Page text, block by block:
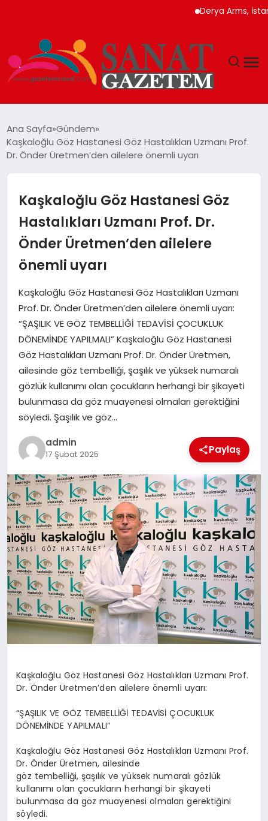
Derya Arms, İstanbul
TEKNOLOJI
YAŞAM
SAĞLIK
DÜNYA
EĞITIM
Ana Sayfa Gündem
Kaşkaloğlu Göz Hastanesi Göz Hastalıkları Uzmanı Prof.
Dr. Önder Üretmen’den ailelere önemli uyarı
Kaşkaloğlu Göz Hastanesi Göz
Hastalıkları Uzmanı Prof. Dr.
Önder Üretmen’den ailelere
önemli uyarı
Kaşkaloğlu Göz Hastanesi Göz Hastalıkları Uzmanı
Prof. Dr. Önder Üretmen’den ailelere önemli uyarı:
“ŞAŞILIK VE GÖZ TEMBELLİĞİ TEDAVİSİ ÇOCUKLUK
DÖNEMİNDE YAPILMALI” Kaşkaloğlu Göz Hastanesi
Göz Hastalıkları Uzmanı Prof. Dr. Önder Üretmen,
ailesinde göz tembelliği, şaşılık ve yüksek numaralı
gözlük kullanımı olan çocukların herhangi bir şikayeti
bulunmasa da göz muayenesi olmaları gerektiğini
söyledi. Şaşılık ve göz…
admin
17 Şubat 2025 Paylaş
Kaşkaloğlu Göz Hastanesi Göz Hastalıkları Uzmanı Prof.
Dr. Önder Üretmen’den ailelere önemli uyarı:
“ŞAŞILIK VE GÖZ TEMBELLİĞİ TEDAVİSİ ÇOCUKLUK
DÖNEMİNDE YAPILMALI”
Kaşkaloğlu Göz Hastanesi Göz Hastalıkları Uzmanı Prof.
Dr. Önder Üretmen, ailesinde
göz tembelliği, şaşılık ve yüksek numaralı gözlük
kullanımı olan çocukların herhangi bir şikayeti
bulunmasa da göz muayenesi olmaları gerektiğini
söyledi.